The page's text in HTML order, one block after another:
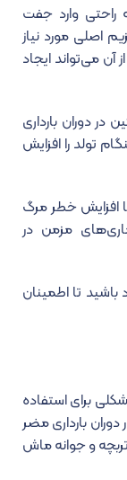
وارد جفت
اصلی مورد نیاز
آن می‌تواند ایجاد
دوران بارداری
تولد را افزایش
از ۲.۵ کیلوگرم – با افزایش خطر مرگ
مزمن در
باشید تا اطمینان
برای استفاده
بارداری مضر
و جوانه ماش